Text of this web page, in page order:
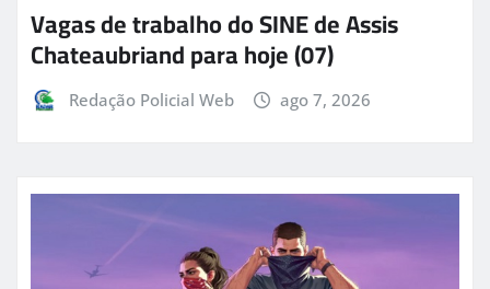
Vagas de trabalho do SINE de Assis
Chateaubriand para hoje (07)
Redação Policial Web ago 7, 2026